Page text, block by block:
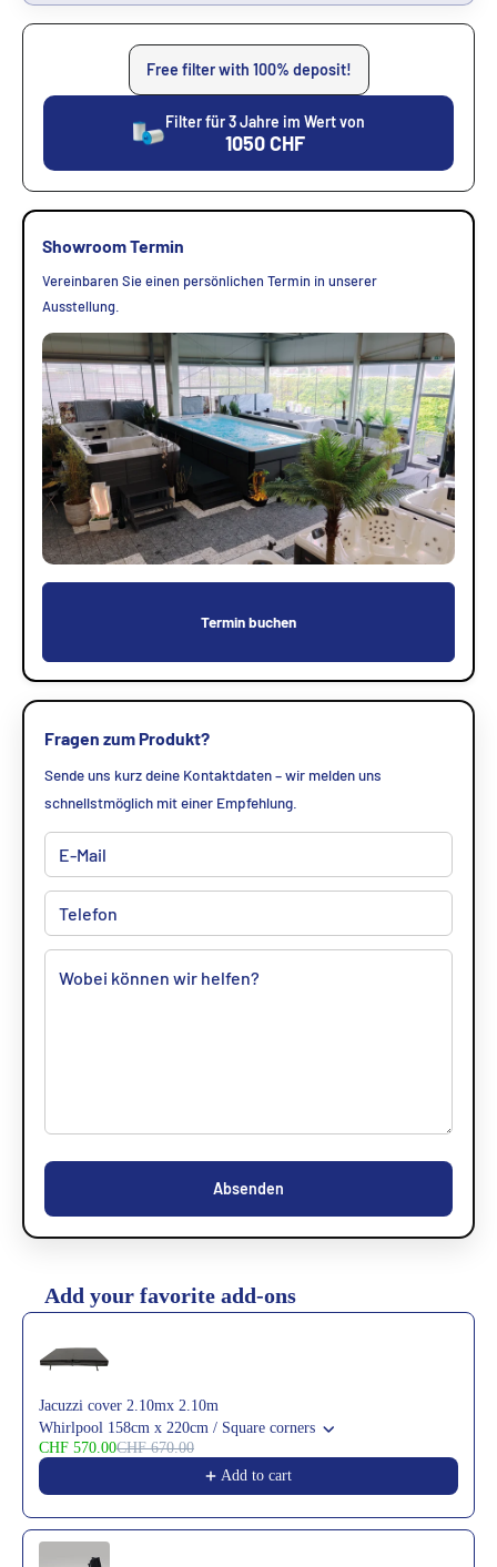
Free filter with 100% deposit!
Filter für 3 Jahre im Wert von
1050CHF
Showroom Termin
Vereinbaren Sie einen persönlichen Termin in unserer
Ausstellung.
Termin buchen
Fragen zum Produkt?
Sende uns kurz deine Kontaktdaten – wir melden uns
schnellstmöglich mit einer Empfehlung.
Absenden
Add your favorite add-ons
Use the Previous and Next buttons to navigate through product
Jacuzzi cover 2.10mx 2.10m
Whirlpool 158cm x 220cm / Square corners
CHF 570.00CHF 670.00
Add to cart